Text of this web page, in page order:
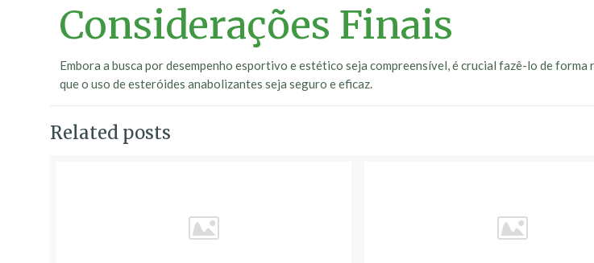
Considerações Finais
Embora a busca por desempenho esportivo e estético seja compreensível, é crucial fazê-lo de
que o uso de esteróides anabolizantes seja seguro e eficaz.
Related posts